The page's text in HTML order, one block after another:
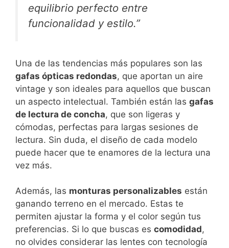
equilibrio perfecto entre
funcionalidad y estilo.”
Una de las tendencias más populares son las
gafas ópticas redondas, que aportan un aire
vintage y son ideales para aquellos que buscan
un aspecto intelectual. También están las gafas
de lectura de concha, que son ligeras y
cómodas, perfectas para largas sesiones de
lectura. Sin duda, el diseño de cada modelo
puede hacer que te enamores de la lectura una
vez más.
Además, las monturas personalizables están
ganando terreno en el mercado. Estas te
permiten ajustar la forma y el color según tus
preferencias. Si lo que buscas es comodidad,
no olvides considerar las lentes con tecnología